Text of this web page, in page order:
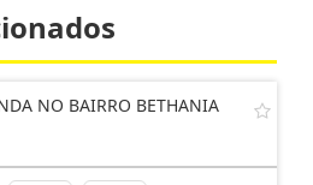
NO BAIRRO BETHANIA